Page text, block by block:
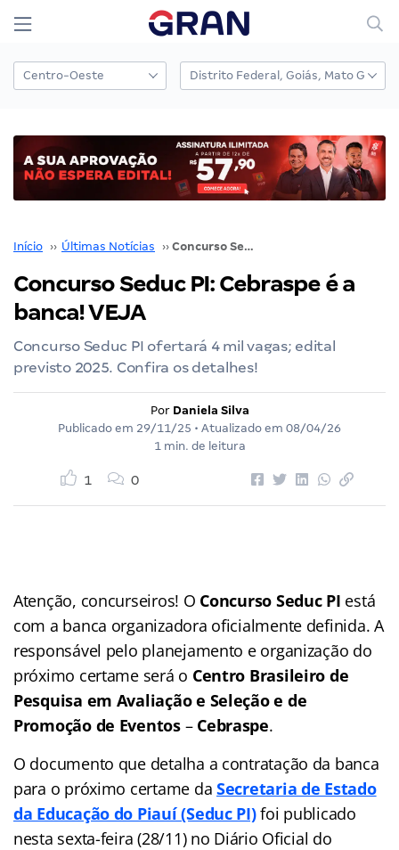
Início ›› Últimas Notícias ›› Concurso Seduc PI: Cebraspe é a banca! VEJA
Concurso Seduc PI: Cebraspe é a
banca! VEJA
Concurso Seduc PI ofertará 4 mil vagas; edital
previsto 2025. Confira os detalhes!
Por Daniela Silva
Publicado em 29/11/25 • Atualizado em 08/04/26
1 min. de leitura
1 0
Atenção, concurseiros! O Concurso Seduc PI está
com a banca organizadora oficialmente definida. A
responsável pelo planejamento e organização do
próximo certame será o Centro Brasileiro de
Pesquisa em Avaliação e Seleção e de
Promoção de Eventos– Cebraspe.
O documento que detalha a contratação da banca
para o próximo certame da Secretaria de Estado
da Educação do Piauí (Seduc PI)foi publicado
nesta sexta-feira (28/11) no Diário Oficial do